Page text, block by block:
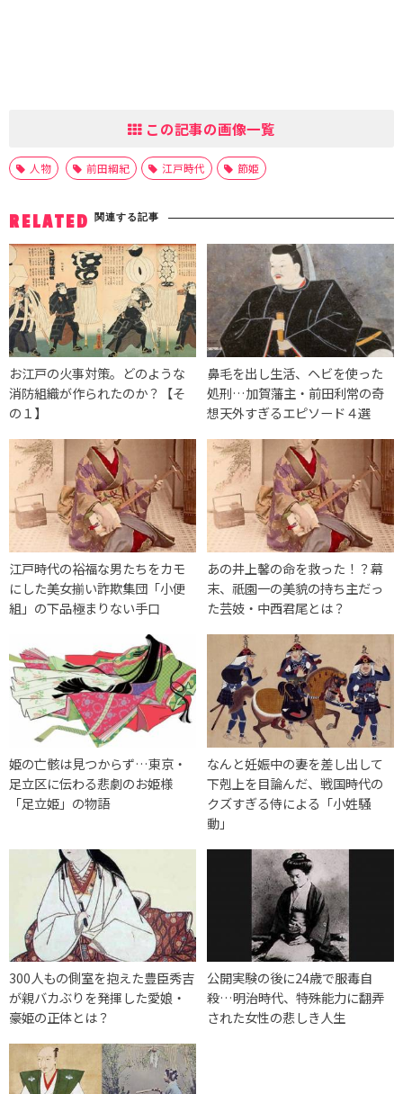
この記事の画像一覧
人物 前田綱紀 江戸時代 節姫
RELATED 関連する記事
お江戸の火事対策。どのような
消防組織が作られたのか？【そ
の１】
鼻毛を出し生活、ヘビを使った
処刑…加賀藩主・前田利常の奇
想天外すぎるエピソード４選
江戸時代の裕福な男たちをカモ
にした美女揃い詐欺集団「小便
組」の下品極まりない手口
あの井上馨の命を救った！？幕
末、祇園一の美貌の持ち主だっ
た芸妓・中西君尾とは？
姫の亡骸は見つからず…東京・
足立区に伝わる悲劇のお姫様
「足立姫」の物語
なんと妊娠中の妻を差し出して
下剋上を目論んだ、戦国時代の
クズすぎる侍による「小姓騒
動」
300人もの側室を抱えた豊臣秀吉
が親バカぶりを発揮した愛娘・
豪姫の正体とは？
公開実験の後に24歳で服毒自
殺…明治時代、特殊能力に翻弄
された女性の悲しき人生